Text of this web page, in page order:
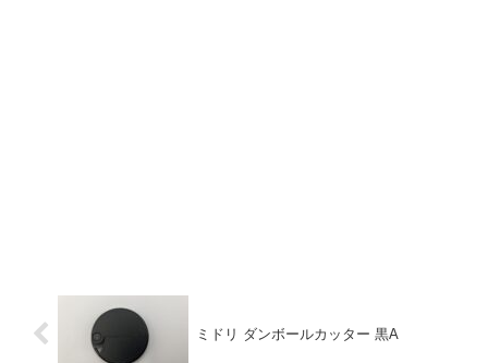
ミドリ ダンボールカッター 黒A